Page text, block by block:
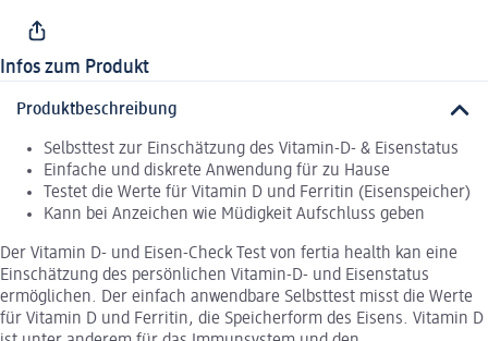
Infos zum Produkt
Produktbeschreibung
Selbsttest zur Einschätzung des Vitamin-D- & Eisenstatus
Einfache und diskrete Anwendung für zu Hause
Testet die Werte für Vitamin D und Ferritin (Eisenspeicher)
Kann bei Anzeichen wie Müdigkeit Aufschluss geben
Der Vitamin D- und Eisen-Check Test von fertia health kan eine
Einschätzung des persönlichen Vitamin-D- und Eisenstatus
ermöglichen. Der einfach anwendbare Selbsttest misst die Werte
für Vitamin D und Ferritin, die Speicherform des Eisens. Vitamin D